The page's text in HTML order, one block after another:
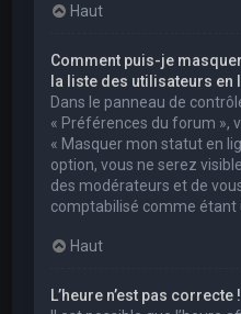
Haut
Comment puis-je
la liste des utilisateurs en
Dans le panneau de
« Préférences du forum »,
« Masquer mon statut en
option, vous ne serez
des modérateurs et de
comptabilisé comme étant
Haut
L’heure n’est pas correcte !